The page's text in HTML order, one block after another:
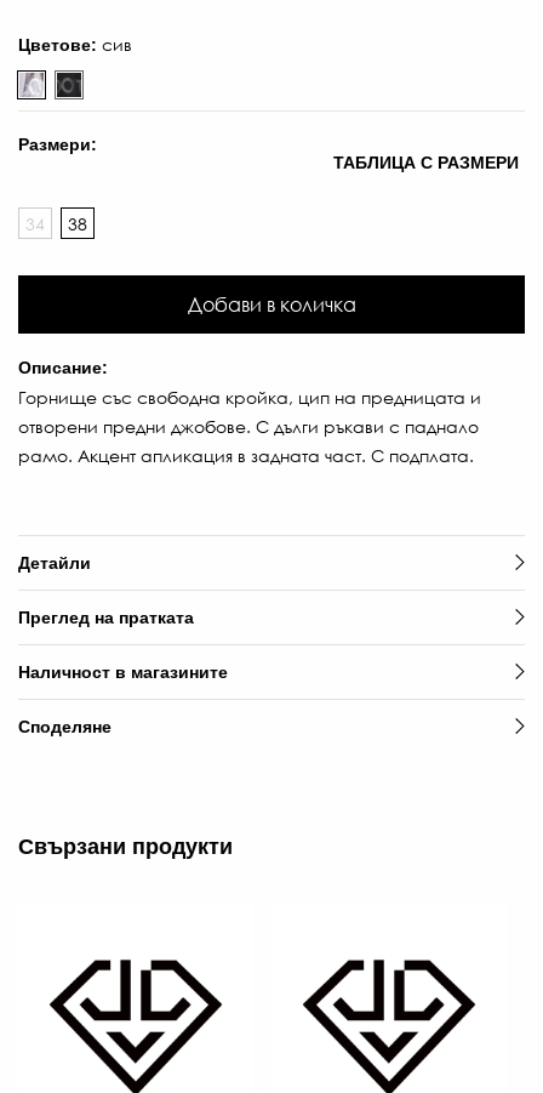
Цветове: сив
Размери:
ТАБЛИЦА С РАЗМЕРИ
34 38
Добави в количка
Описание:
Горнище със свободна кройка, цип на предницата и
отворени предни джобове. С дълги ръкави с паднало
рамо. Акцент апликация в задната част. С подплата.
Детайли
Преглед на пратката
Наличност в магазините
Споделяне
Свързани продукти